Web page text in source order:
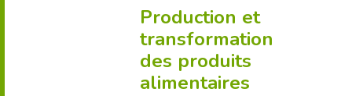
Production et
transformation
des produits
alimentaires